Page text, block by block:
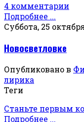
4 комментарии
Подробнее ...
Суббота, 25
Новосветловке
Опубликовано в
лирика
Теги
Станьте первым
Подробнее ...